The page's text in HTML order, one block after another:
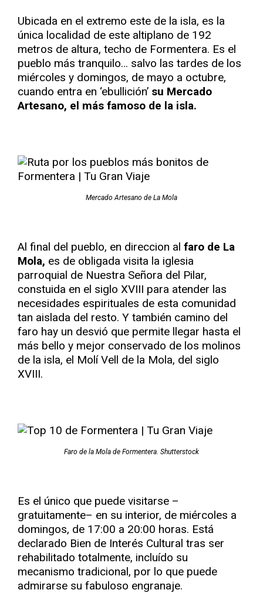
Ubicada en el extremo este de la isla, es la
única localidad de este altiplano de 192
metros de altura, techo de Formentera. Es el
pueblo más tranquilo… salvo las tardes de los
miércoles y domingos, de mayo a octubre,
cuando entra en ‘ebullición’ su Mercado
Artesano, el más famoso de la isla.
Mercado Artesano de La Mola
Al final del pueblo, en direccion al faro de La
Mola, es de obligada visita la iglesia
parroquial de Nuestra Señora del Pilar,
constuida en el siglo XVIII para atender las
necesidades espirituales de esta comunidad
tan aislada del resto. Y también camino del
faro hay un desvió que permite llegar hasta el
más bello y mejor conservado de los molinos
de la isla, el Molí Vell de la Mola, del siglo
XVIII.
Faro de la Mola de Formentera. Shutterstock
Es el único que puede visitarse –
gratuitamente– en su interior, de miércoles a
domingos, de 17:00 a 20:00 horas. Está
declarado Bien de Interés Cultural tras ser
rehabilitado totalmente, incluído su
mecanismo tradicional, por lo que puede
admirarse su fabuloso engranaje.